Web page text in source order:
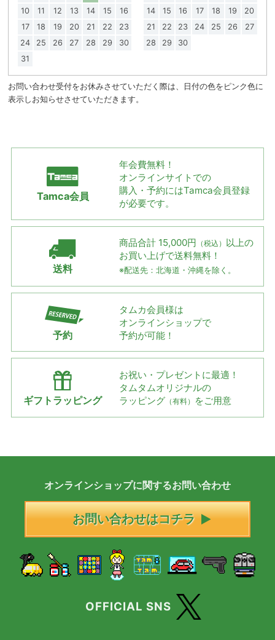
10
11 12 13 14 15
16
17
18 19 20 21 22
23
24
25 26 27 28 29
30
31
14
15 16 17 18 19
20
21
22 23 24 25 26
27
28
29 30
お問い合わせ受付をお休みさせていただく際は、日付の色をピンク色に
表示しお知らせさせていただきます。
Tamca会員
年会費無料！
オンラインサイトでの
購入・予約にはTamca会員登録
が必要です。
送料
商品合計 15,000円 （税込） 以上の
お買い上げで送料無料！
※配送先：北海道・沖縄を除く。
予約
タムカ会員様は
オンラインショップで
予約が可能！
ギフトラッピング
お祝い・プレゼントに最適！
タムタムオリジナルの
ラッピング （有料） をご用意
オンラインショップに関するお問い合わせ
お問い合わせはコチラ
OFFICIAL SNS